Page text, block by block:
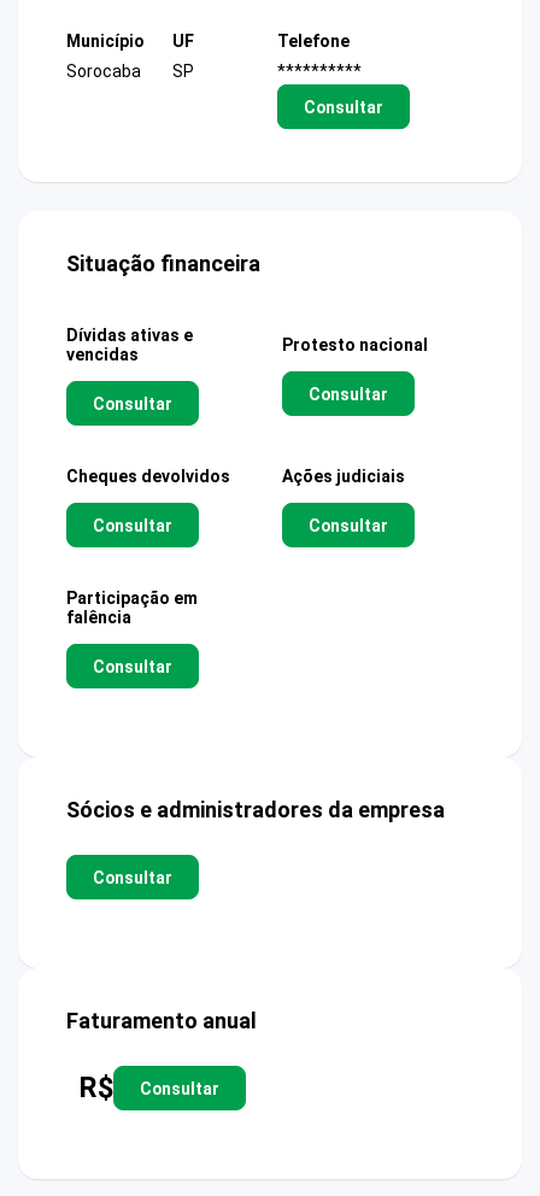
Município
Sorocaba
UF
SP
Telefone
**********
Consultar
Situação financeira
Dívidas ativas e
vencidas
Consultar
Protesto nacional
Consultar
Cheques devolvidos
Consultar
Ações judiciais
Consultar
Participação em
falência
Consultar
Sócios e administradores da empresa
Consultar
Faturamento anual
R$ Consultar